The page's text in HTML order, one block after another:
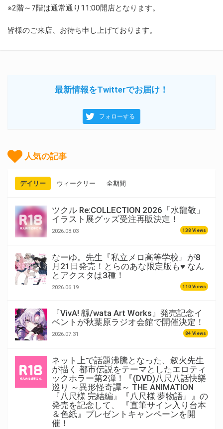
※2階～7階は通常通り11:00開店となります。
皆様のご来店、お待ち申し上げております。
最新情報をTwitterでお届け！
フォローする
人気の記事
デイリー ウィークリー 全期間
ツクル Re:COLLECTION 2026「水龍敬」
イラスト展グッズ受注再販決定！
2026.08.03 138 Views
なーゆ。先生『私立メロ高等学校』が8
月21日発売！とらのあな限定版も♥ なん
とアクスタは3種！
2026.06.19 110 Views
『VivA! 緜/wata Art Works』発売記念イ
ベントが秋葉原ラジオ会館で開催決定！
2026.07.31 84 Views
ネット上で話題沸騰となった、叙火先生
が描く 都市伝説をテーマとしたエロティ
ックホラー第2弾！『(DVD)八尺八話快樂
巡り ～異形怪奇譚～ THE ANIMATION
『八尺様 完結編』『八尺様 夢物語』』の
発売を記念して、 『直筆サイン入り台本
＆色紙』プレゼントキャンペーンを開
催！